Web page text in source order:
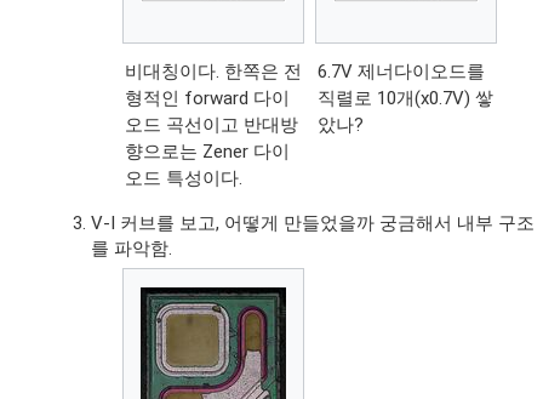
비대칭이다. 한쪽은 전
형적인 forward 다이
오드 곡선이고 반대방
향으로는 Zener 다이
오드 특성이다.
6.7V 제너다이오드를
직렬로 10개(x0.7V) 쌓
았나?
V-I 커브를 보고, 어떻게 만들었을까 궁금해서 내부 구조
를 파악함.